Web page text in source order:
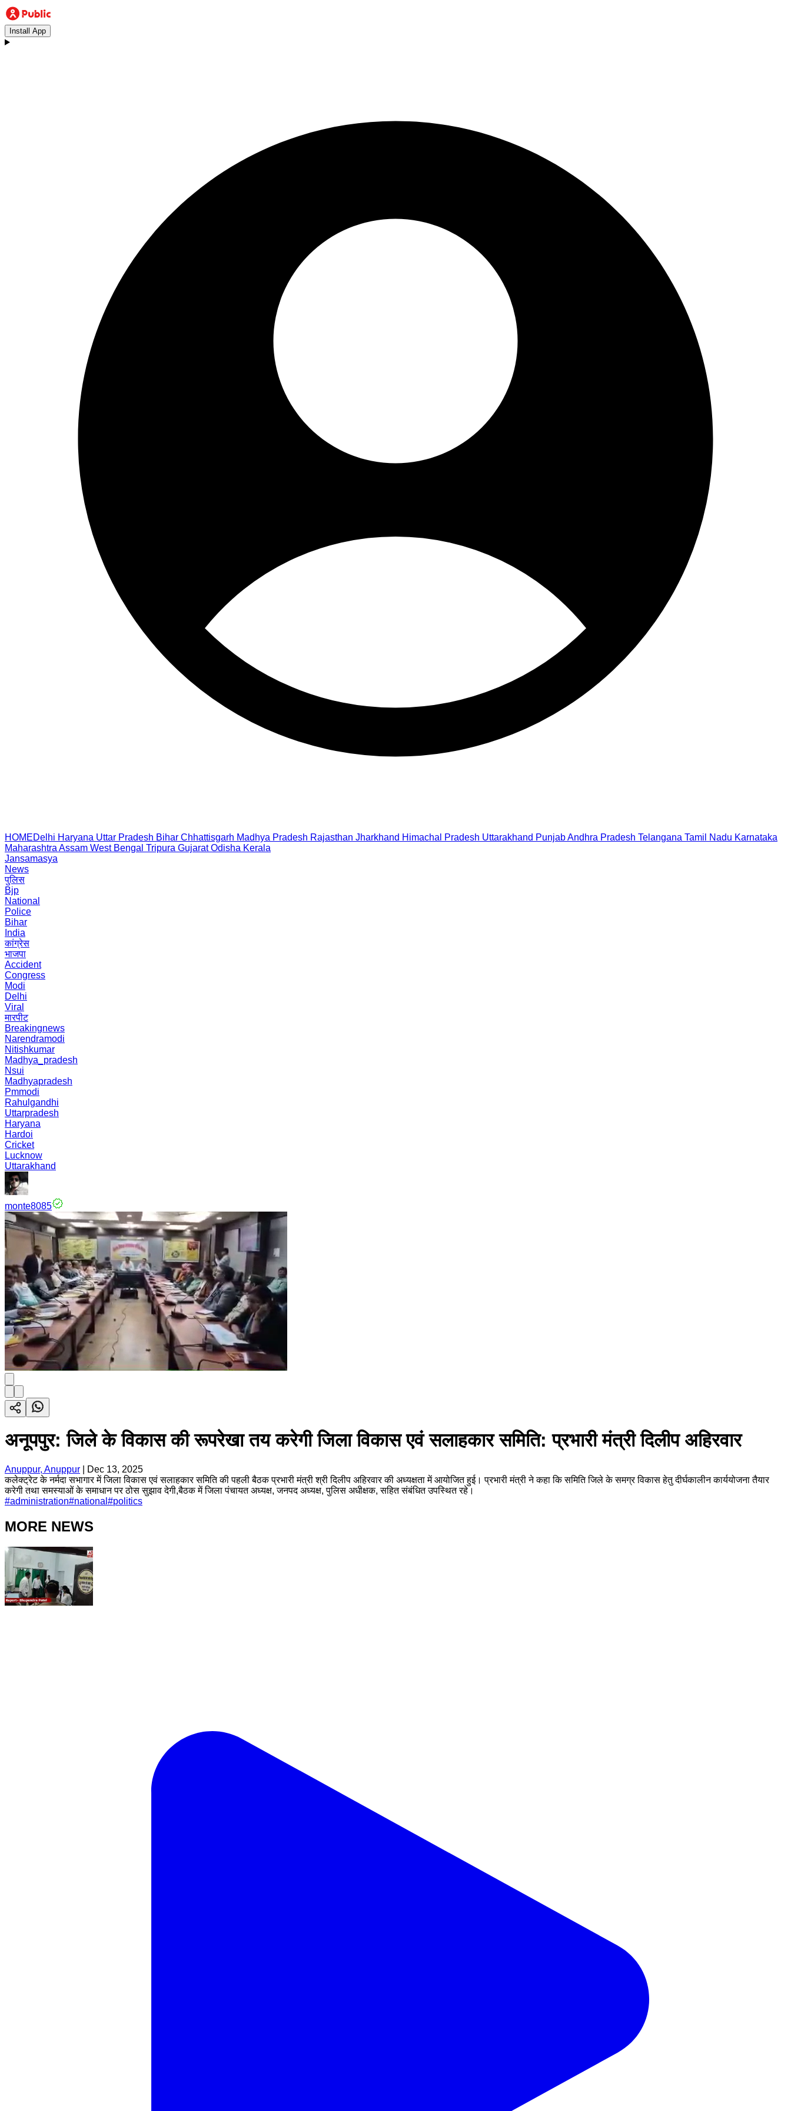
Install App
HOMEDelhi Haryana Uttar Pradesh Bihar Chhattisgarh Madhya Pradesh Rajasthan Jharkhand Himachal Pradesh Uttarakhand PunjabAndhra Pradesh Telangana Tamil Nadu Karnataka
Maharashtra Assam West Bengal Tripura Gujarat Odisha Kerala
Jansamasya
News
पुलिस
Bjp
National
Police
Bihar
India
कांग्रेस
भाजपा
Accident
Congress
Modi
Delhi
Viral
मारपीट
Breakingnews
Narendramodi
Nitishkumar
Madhya_pradesh
Nsui
Madhyapradesh
Pmmodi
Rahulgandhi
Uttarpradesh
Haryana
Hardoi
Cricket
Lucknow
Uttarakhand
monte8085
अनूपपुर: जिले के विकास की रूपरेखा तय करेगी जिला विकास एवं सलाहकार समिति: प्रभारी मंत्री दिलीप अहिरवार
Anuppur, Anuppur
Dec 13, 2025
कलेक्ट्रेट के नर्मदा सभागार में जिला विकास एवं सलाहकार समिति की पहली बैठक प्रभारी मंत्री श्री दिलीप अहिरवार की अध्यक्षता में आयोजित हुई। प्रभारी मंत्री ने कहा कि समिति जिले के समग्र विकास हेतु दीर्घकालीन कार्ययोजना तैयार
करेगी तथा समस्याओं के समाधान पर ठोस सुझाव देगी,बैठक में जिला पंचायत अध्यक्ष, जनपद अध्यक्ष, पुलिस अधीक्षक, सहित संबंधित उपस्थित रहे।
#administration#national #politics
MORE NEWS